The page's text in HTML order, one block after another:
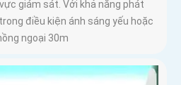
giám sát. Với khả năng phát
điều kiện ánh sáng yếu hoặc
ngoại 30m